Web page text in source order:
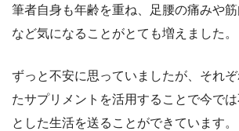
筆者自身も年齢を重ね、足腰の痛みや
など気になることがとても増えました。
ずっと不安に思っていましたが、それ
たサプリメントを活用することで今で
とした生活を送ることができています。